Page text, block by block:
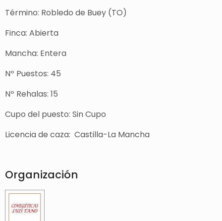
Término: Robledo de Buey (TO)
Finca: Abierta
Mancha: Entera
Nº Puestos: 45
Nº Rehalas: 15
Cupo del puesto: Sin Cupo
Licencia de caza: Castilla-La Mancha
Organización